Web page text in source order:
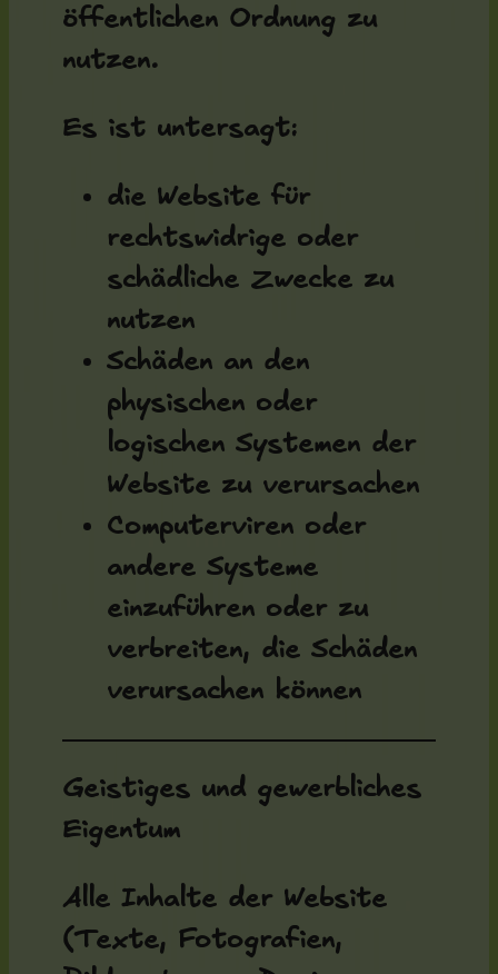
öffentlichen Ordnung zu
nutzen.
Es ist untersagt:
die Website für
rechtswidrige oder
schädliche Zwecke zu
nutzen
Schäden an den
physischen oder
logischen Systemen der
Website zu verursachen
Computerviren oder
andere Systeme
einzuführen oder zu
verbreiten, die Schäden
verursachen können
Geistiges und gewerbliches
Eigentum
Alle Inhalte der Website
(Texte, Fotografien,